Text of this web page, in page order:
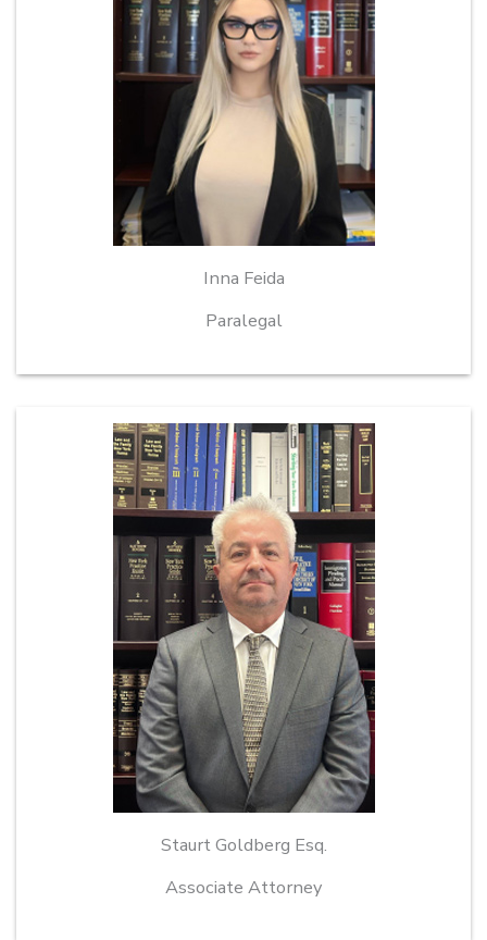
Inna Feida
Paralegal
Staurt Goldberg Esq.
Associate Attorney